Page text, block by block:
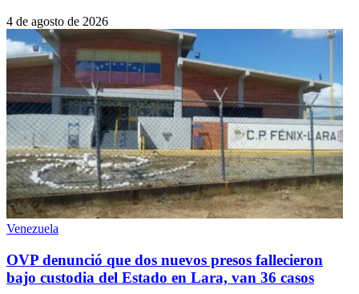
4 de agosto de 2026
Venezuela
OVP denunció que dos nuevos presos fallecieron
bajo custodia del Estado en Lara, van 36 casos